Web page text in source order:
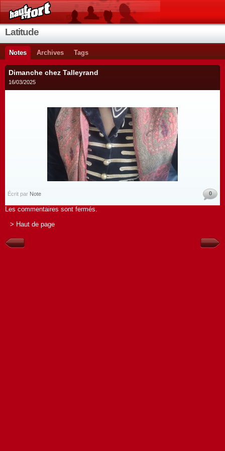
Latitude
Notes Archives Tags
Dimanche chez Talleyrand
16/03/2025
Écrit par Note 0
Les commentaires sont fermés.
> Haut de page